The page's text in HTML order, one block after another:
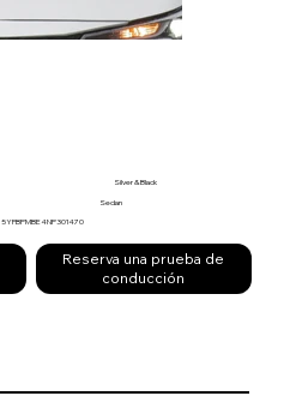
Silver & Black
Sedan
5YFBPMBE4NP301470
Reserva una prueba de
conducción